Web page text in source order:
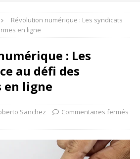
Révolution numérique : Les syndicats
en ligne
: Les
au défi des
en ligne
Sanchez Commentaires fermés